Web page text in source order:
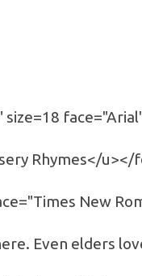
size=18
Rhymes</u></
New
Even elders